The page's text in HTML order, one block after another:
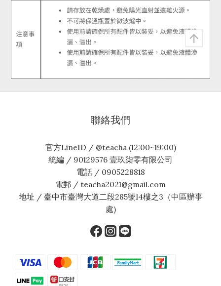
聯絡我們
官方LineID / @teacha (12:00~19:00)
統編 / 90129576 壹玖柒零有限公司
電話 / 0905228818
電郵 / teacha2021@gmail.com
地址 / 臺中市臺灣大道二段285號14樓之3（中區辦事
處)